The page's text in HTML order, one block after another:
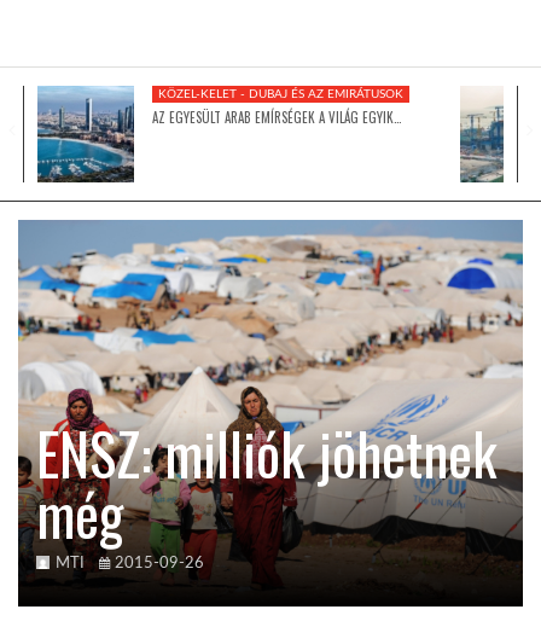
GLOBOTV BP
HÍR3D
TROPICALMAGAZIN
GLOBOTV
AFRIKA TUDÁSTÁR
A NAP SZÉPE
KÖZEL-KELET - DUBAJ ÉS AZ EMIRÁTUSOK
AZ EGYESÜLT ARAB EMÍRSÉGEK A VILÁG EGYIK…
ENSZ: milliók jöhetnek
még
MTI 2015-09-26